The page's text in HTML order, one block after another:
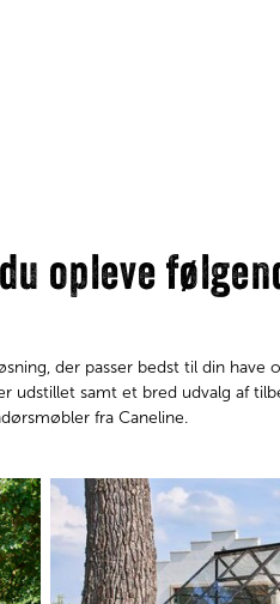
opleve
der passer bedst til din have
udstillet samt et bred udvalg af
fra Caneline.